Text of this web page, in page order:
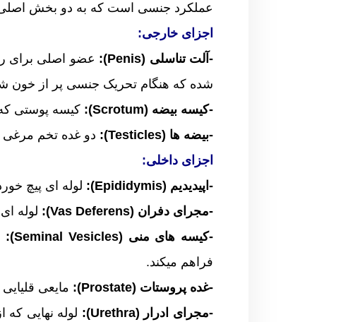
عملکرد جنسی است که به دو بخش
اجزای خارجی:
-آلت تناسلی (Penis):
شده که هنگام تحریک جنسی پر از خون
-کیسه بیضه (Scrotum):
کیسه پوستی که
-بیضه ها (Testicles):
دو غده تخم مرغی
اجزای داخلی:
-اپیدیدیم (Epididymis):
لوله ای پیچ
-مجرای دفران (Vas Deferens):
لوله
-کیسه های منی (Seminal Vesicles):
فراهم میکند.
-غده پروستات (Prostate):
مایعی
-مجرای ادرار (Urethra):
لوله نهایی